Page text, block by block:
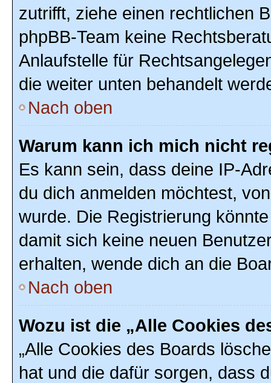
zutrifft, ziehe einen rechtlichen
phpBB-Team keine
Anlaufstelle für
die weiter unten behandelt
Nach oben
Warum kann ich mich nicht
Es kann sein, dass deine IP-
du dich anmelden möchtest,
wurde. Die Registrierung
damit sich keine neuen
erhalten, wende dich an die
Nach oben
Wozu ist die „Alle Cookies
„Alle Cookies des Boards
hat und die dafür sorgen, dass